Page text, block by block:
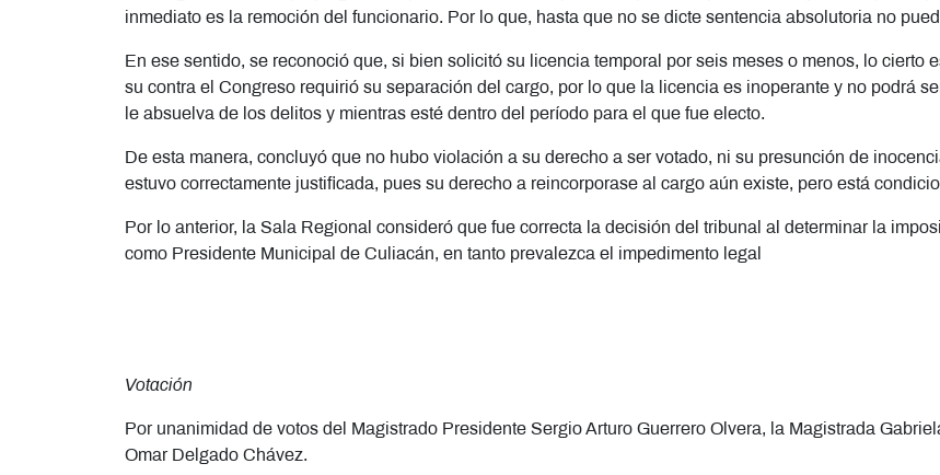
inmediato es la remoción del funcionario. Por lo que, hasta que no se dicte sentencia absolutoria no
En ese sentido, se reconoció que, si bien solicitó su licencia temporal por seis meses o menos, lo cierto
su contra el Congreso requirió su separación del cargo, por lo que la licencia es inoperante y no podrá
le absuelva de los delitos y mientras esté dentro del período para el que fue electo.
De esta manera, concluyó que no hubo violación a su derecho a ser votado, ni su presunción de
estuvo correctamente justificada, pues su derecho a reincorporase al cargo aún existe, pero está
Por lo anterior, la Sala Regional consideró que fue correcta la decisión del tribunal al determinar la
como Presidente Municipal de Culiacán, en tanto prevalezca el impedimento legal
Votación
Por unanimidad de votos del Magistrado Presidente Sergio Arturo Guerrero Olvera, la Magistrada
Omar Delgado Chávez.